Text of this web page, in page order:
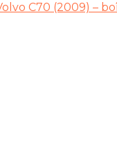
C70 (2009) –